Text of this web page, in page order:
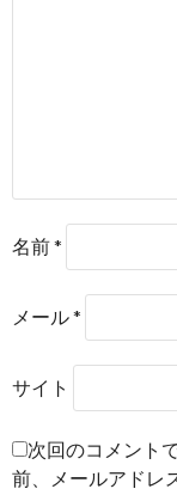
名前*
メール*
サイト
次回のコメント
前、メールアドレ